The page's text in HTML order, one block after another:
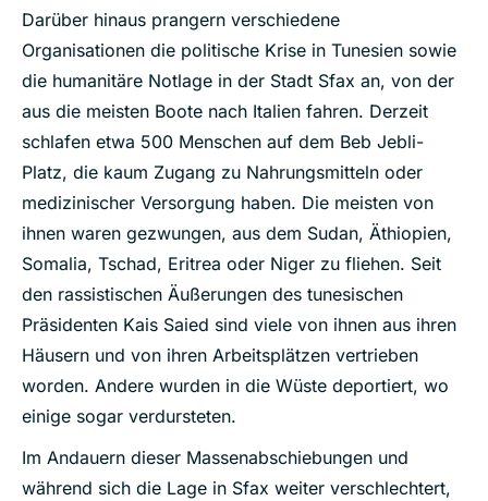
Darüber hinaus prangern verschiedene
Organisationen die politische Krise in Tunesien sowie
die humanitäre Notlage in der Stadt Sfax an, von der
aus die meisten Boote nach Italien fahren. Derzeit
schlafen etwa 500 Menschen auf dem Beb Jebli-
Platz, die kaum Zugang zu Nahrungsmitteln oder
medizinischer Versorgung haben. Die meisten von
ihnen waren gezwungen, aus dem Sudan, Äthiopien,
Somalia, Tschad, Eritrea oder Niger zu fliehen. Seit
den rassistischen Äußerungen des tunesischen
Präsidenten Kais Saied sind viele von ihnen aus ihren
Häusern und von ihren Arbeitsplätzen vertrieben
worden. Andere wurden in die Wüste deportiert, wo
einige sogar verdursteten.
Im Andauern dieser Massenabschiebungen und
während sich die Lage in Sfax weiter verschlechtert,